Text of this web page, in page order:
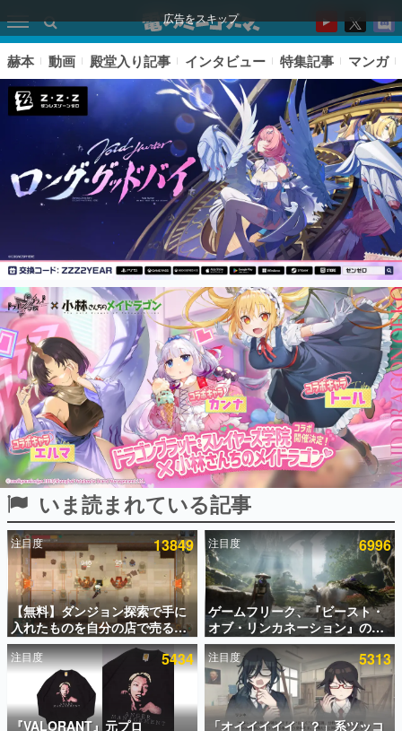
広告をスキップ
ピックアップ
電ファミのいま読まれている記事ランキング
アプリセール情報
インタビュー
連載・特集一覧
殿堂入り記事
SNS拡散数が数千以上！ ページビュー数万以上！ などな
ど。多くの人々に読まれた、電ファミ渾身の“殿堂入り”記
事をまとめました。
ゲームの企画書
名作ゲームクリエイターの方々に製作時のエピソードをお
聞きし、ヒットする企画（ゲーム）とは何か？を探ってい
きます。
赫本
この物語を解いてはいけない。『赫本』は、〈試験問題〉
の形をした短編ホラー小説集です。
新世代に訊く
赫本 動画 殿堂入り記事 インタビュー 特集記事 マンガ
いま読まれている記事
注目度 13849
【無料】ダンジョン探索で手に
入れたものを自分の店で売るゲ
ーム『Moonlighter』がSteam
にて無料配布中！続編
『Moonlighter 2』の9月2日正
式リリースを記念したキャンペ
ーン
注目度 6996
ゲームフリーク、『ビースト・
オブ・リンカネーション』の継
続的なアプデ方針を表明。ユー
ザーからの意見を真摯に受け止
めて対応へ。修正パッチは約1週
間以内に配信される予定
注目度 5434
『VALORANT』元プロ
注目度 5313
「オイイイイイ！？」系ツッコ